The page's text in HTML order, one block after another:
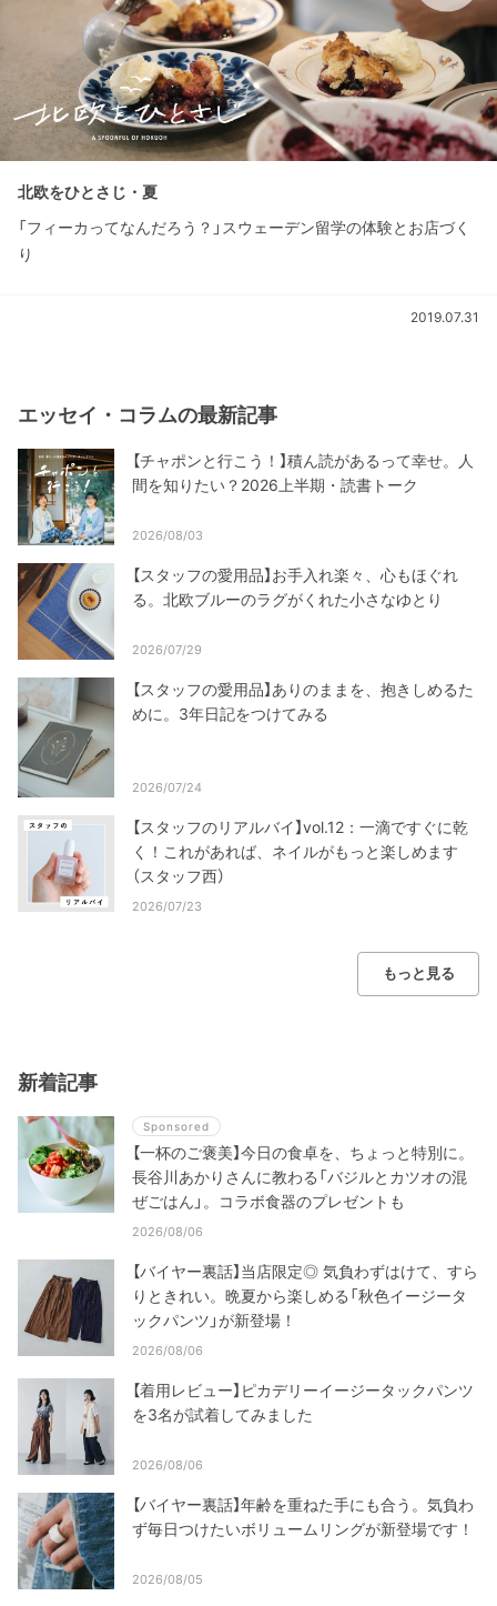
北欧をひとさじ・夏
「フィーカってなんだろう？」スウェーデン留学の体験とお店づく
り
2019.07.31
エッセイ・コラムの最新記事
【チャポンと行こう！】積ん読があるって幸せ。人
間を知りたい？2026上半期・読書トーク
2026/08/03
【スタッフの愛用品】お手入れ楽々、心もほぐれ
る。北欧ブルーのラグがくれた小さなゆとり
2026/07/29
【スタッフの愛用品】ありのままを、抱きしめるた
めに。3年日記をつけてみる
2026/07/24
【スタッフのリアルバイ】vol.12：一滴ですぐに乾
く！これがあれば、ネイルがもっと楽しめます
（スタッフ西）
2026/07/23
もっと見る
新着記事
Sponsored
【一杯のご褒美】今日の食卓を、ちょっと特別に。
長谷川あかりさんに教わる「バジルとカツオの混
ぜごはん」。コラボ食器のプレゼントも
2026/08/06
【バイヤー裏話】当店限定◎ 気負わずはけて、すら
りときれい。晩夏から楽しめる「秋色イージータ
ックパンツ」が新登場！
2026/08/06
【着用レビュー】ピカデリーイージータックパンツ
を3名が試着してみました
2026/08/06
【バイヤー裏話】年齢を重ねた手にも合う。気負わ
ず毎日つけたいボリュームリングが新登場です！
2026/08/05